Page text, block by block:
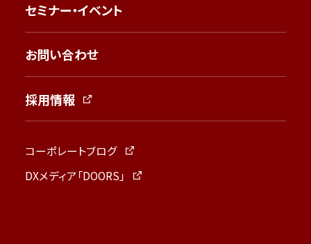
セミナー・イベント
お問い合わせ
採用情報
コーポレートブログ
DXメディア「DOORS」